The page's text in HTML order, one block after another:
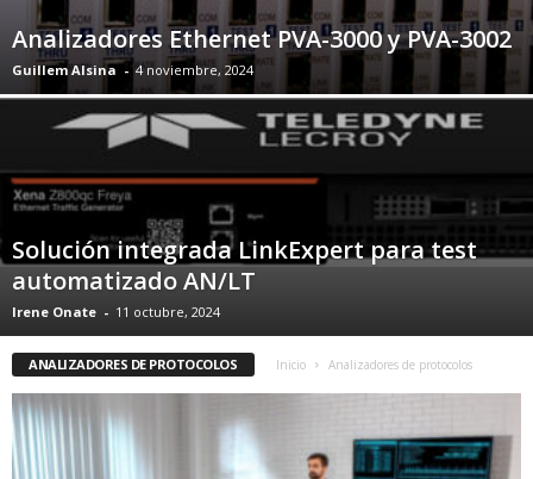
Analizadores Ethernet PVA-3000 y PVA-3002
Guillem Alsina - 4 noviembre, 2024
Solución integrada LinkExpert para test
automatizado AN/LT
Irene Onate - 11 octubre, 2024
ANALIZADORES DE PROTOCOLOS Inicio Analizadores de protocolos